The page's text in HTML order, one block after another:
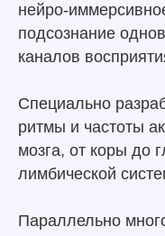
нейро-
подсознание
каналов
Специально
ритмы и частоты
мозга, от коры до
лимбической
Параллельно